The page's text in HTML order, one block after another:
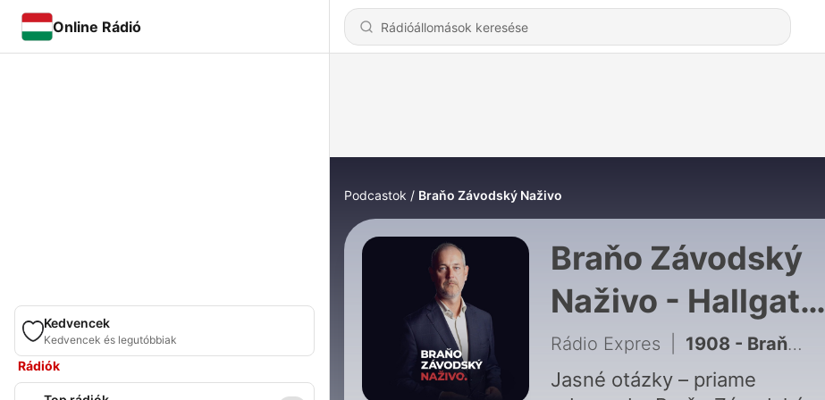
Online Rádió
Kedvencek
Kedvencek és legutóbbiak
Rádiók
Podcastok Braňo Závodský Naživo
Braňo Závodský
Naživo - Hallgatás
Online
Rádio Expres 1908 - Braňo Závodský a Iveta Radičová Naživo! zo Žiliny
Jasné otázky – priame